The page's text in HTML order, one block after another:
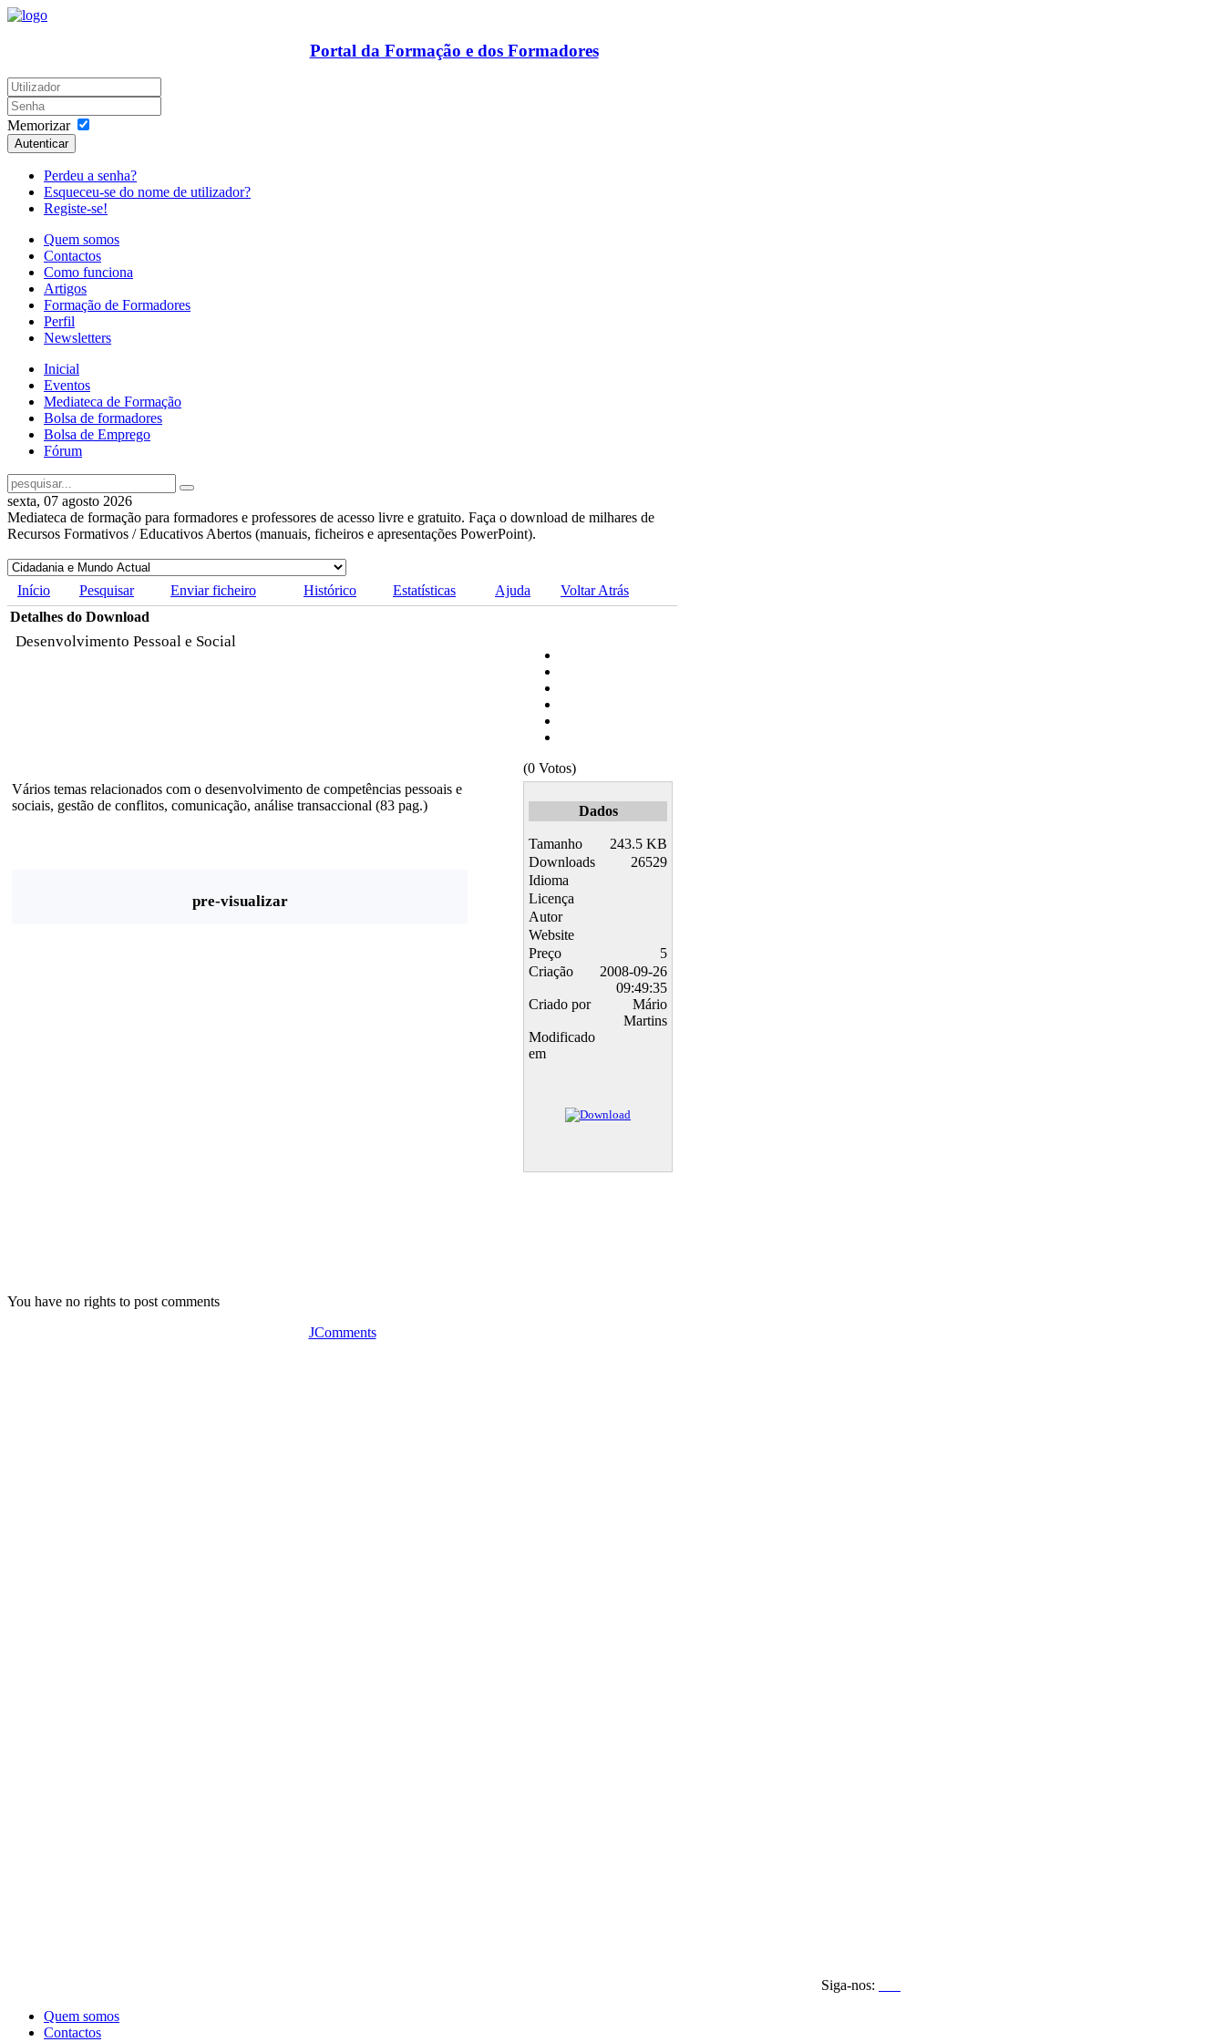
Portal da Formação e dos Formadores
Memorizar
Autenticar
Perdeu a senha?
Esqueceu-se do nome de utilizador?
Registe-se!
Quem somos
Contactos
Como funciona
Artigos
Formação de Formadores
Perfil
Newsletters
Inicial
Eventos
Mediateca de Formação
Bolsa de formadores
Bolsa de Emprego
Fórum
sexta, 07 agosto 2026
Mediateca de formação para formadores e professores de acesso livre e gratuito. Faça o download de milhares de
Recursos Formativos / Educativos Abertos (manuais, ficheiros e apresentações PowerPoint).
Início Pesquisar Enviar ficheiro Histórico Estatísticas Ajuda
Voltar Atrás
Detalhes do Download
Desenvolvimento Pessoal e Social
(0 Votos)
Vários temas relacionados com o desenvolvimento de competências pessoais e
sociais, gestão de conflitos, comunicação, análise transaccional (83 pag.)
pre-visualizar
Dados
Tamanho
243.5 KB
Downloads
26529
Idioma
Licença
Autor
Website
Preço
5
Criação
2008-09-26
09:49:35
Criado por
Mário
Martins
Modificado
em
You have no rights to post comments
JComments
Siga-nos:
Quem somos
Contactos